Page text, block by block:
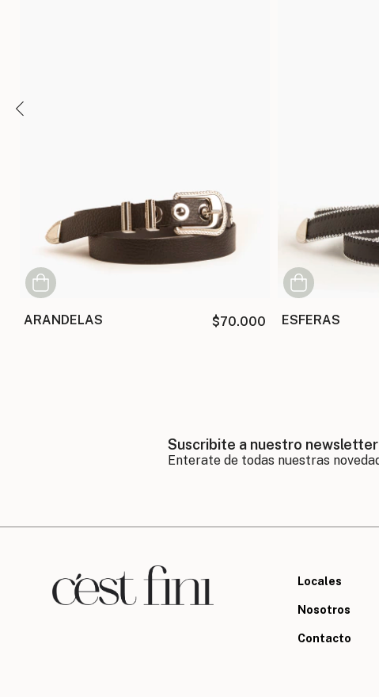
ARANDELAS $70.000 ESFERAS
Suscribite a nuestro newsletter
Locales
Nosotros
Contacto